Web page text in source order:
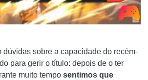
dúvidas sobre a capacidade do recém-
para gerir o título: depois de o ter
muito tempo sentimos que